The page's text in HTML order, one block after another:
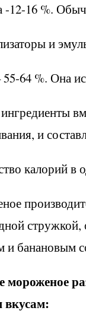
-12-16 %.
и
55-64 %. Она
и
калорий в
стружкой,
и банановым
мороженое